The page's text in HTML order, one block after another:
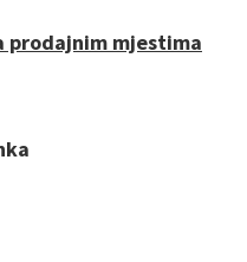
prodajnim mjestima